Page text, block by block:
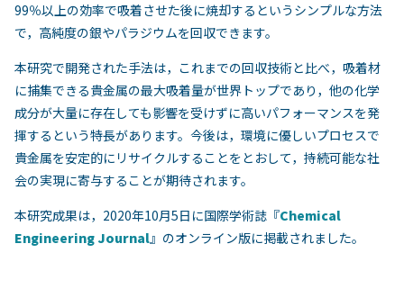
99％以上の効率で吸着させた後に焼却するというシンプルな方法
で，高純度の銀やパラジウムを回収できます。
本研究で開発された手法は，これまでの回収技術と比べ，吸着材
に捕集できる貴金属の最大吸着量が世界トップであり，他の化学
成分が大量に存在しても影響を受けずに高いパフォーマンスを発
揮するという特長があります。今後は，環境に優しいプロセスで
貴金属を安定的にリサイクルすることをとおして，持続可能な社
会の実現に寄与することが期待されます。
本研究成果は，2020年10月5日に国際学術誌『Chemical
Engineering Journal』のオンライン版に掲載されました。